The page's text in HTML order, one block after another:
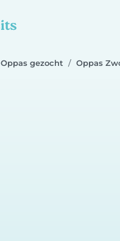
Oppas gezocht Oppas